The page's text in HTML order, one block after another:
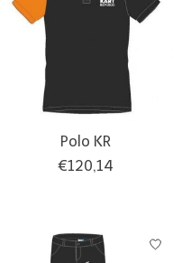
Polo KR
€120,14